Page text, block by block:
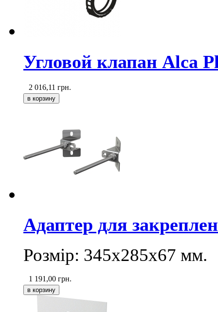
Угловой клапан Alca
2 016,11 грн.
Адаптер для
Розмір: 345х285х67 мм.
1 191,00 грн.